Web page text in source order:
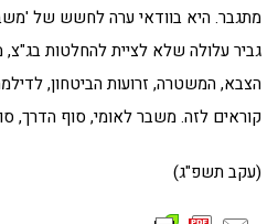
מתגבר. היא בוודאי ערה לחשש של
גביר עלולה שלא לציית להחלטות
הצבא, המשטרה, זרועות הביטחון,
קוראים לזה. משבר לאומי, סוף הדרך,
(עקב תשפ"ג)